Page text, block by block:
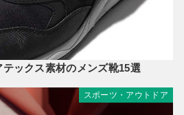
ックス素材のメンズ靴15選
スポーツ・アウトドア